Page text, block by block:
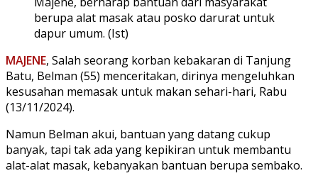
berupa alat masak atau posko darurat untuk
dapur umum. (Ist)
MAJENE, Salah seorang korban kebakaran di Tanjung
Batu, Belman (55) menceritakan, dirinya mengeluhkan
kesusahan memasak untuk makan sehari-hari, Rabu
(13/11/2024).
Namun Belman akui, bantuan yang datang cukup
banyak, tapi tak ada yang kepikiran untuk membantu
alat-alat masak, kebanyakan bantuan berupa sembako.